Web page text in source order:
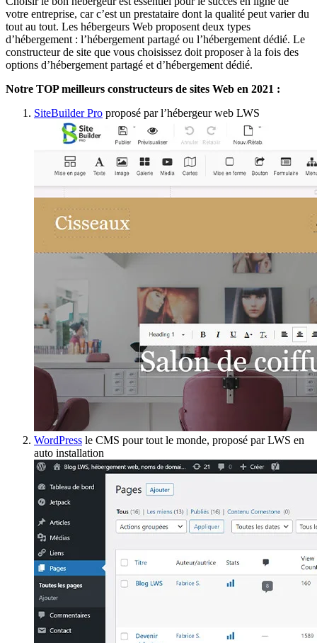
votre entreprise, car c’est un prestataire dont la qualité peut varier du
tout au tout. Les hébergeurs Web proposent deux types
d’hébergement : l’hébergement partagé ou l’hébergement dédié. Le
constructeur de site que vous choisissez doit proposer à la fois des
options d’hébergement partagé et d’hébergement dédié.
Notre TOP meilleurs constructeurs de sites Web en 2021 :
SiteBuilder Pro proposé par l’hébergeur web LWS
WordPress le CMS pour tout le monde, proposé par LWS en
auto installation